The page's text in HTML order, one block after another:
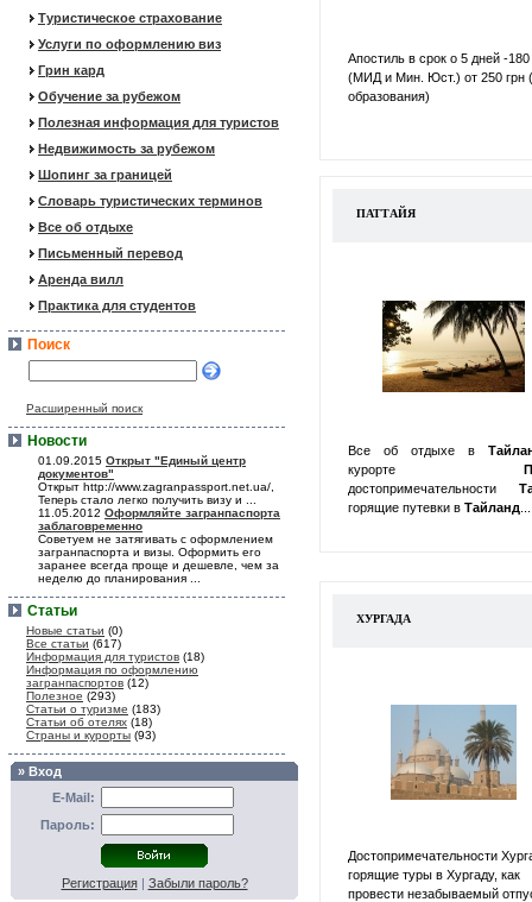
Туристическое страхование
Услуги по оформлению виз
Грин кард
Обучение за рубежом
Полезная информация для туристов
Недвижимость за рубежом
Шопинг за границей
Словарь туристических терминов
Все об отдыхе
Письменный перевод
Аренда вилл
Практика для студентов
Поиск
Расширенный поиск
Новости
01.09.2015 Открыт "Единый центр
документов"
Открыт http://www.zagranpassport.net.ua/,
Теперь стало легко получить визу и ...
11.05.2012 Оформляйте загранпаспорта
заблаговременно
Советуем не затягивать с оформлением
загранпаспорта и визы. Оформить его
заранее всегда проще и дешевле, чем за
неделю до планирования ...
Статьи
Новые статьи (0)
Все статьи (617)
Информация для туристов (18)
Информация по оформлению
загранпаспортов (12)
Полезное (293)
Статьи о туризме (183)
Статьи об отелях (18)
Страны и курорты (93)
» Вход
E-Mail:
Пароль:
Регистрация| Забыли пароль?
Апостиль в срок о 5 дней -180
(МИД и Мин. Юст.) от 250 грн
образования)
ПАТТАЙЯ
Все об отдыхе в
курорте
достопримечательности
горящие путевки в Тайланд
ХУРГАДА
Достопримечательности
горящие туры в Хургаду, как
провести незабываемый